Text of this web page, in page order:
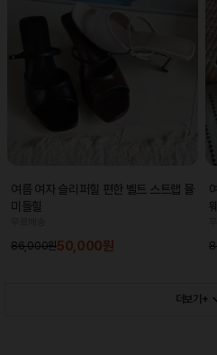
여름 여자 슬리퍼힐 편한 벨트 스트랩 뮬
미들힐
86,000원50,000원
더보기+